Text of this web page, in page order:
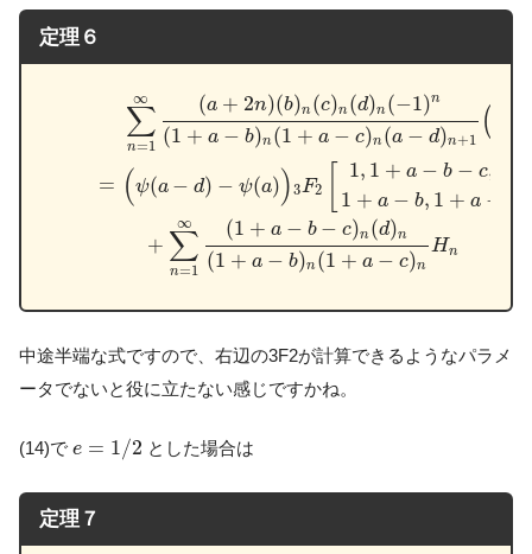
定理６
∞
∑
n=1
(a + 2n)(b)n(c)n(d)n(−1)n
(1 + a − b)n(1 + a − c)n(a − d)n+1 (
= (ψ(a − d) − ψ(a))3F2
1, 1 + a − b − c,
1 + a − b, 1 + a −
+
∞
∑
n=1
(1 + a − b − c)n(d)n
(1 + a − b)n(1 + a − c)n
Hn
+2 n ) n( ) n( − 1) n 1+a −b n(1
中途半端な式ですので、右辺の3F2が計算できるようなパラメ
ータでないと役に立たない感じですかね。
(14)で e = 1/2
e /2 とした場合は
定理７